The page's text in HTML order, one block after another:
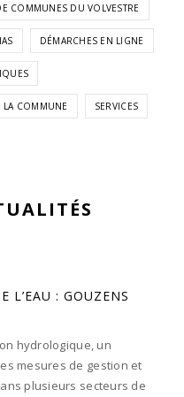
COMMUNES DU VOLVESTRE
DÉMARCHES EN LIGNE
LA COMMUNE SERVICES
L’EAU : GOUZENS
hydrologique, un
mesures de gestion et
plusieurs secteurs de